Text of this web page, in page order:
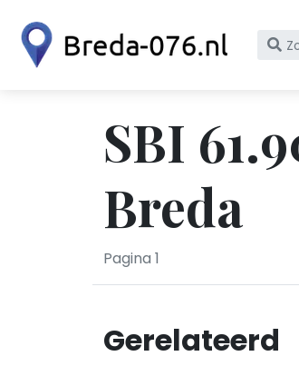
SBI
Breda
Pagina 1
Gerelateerd